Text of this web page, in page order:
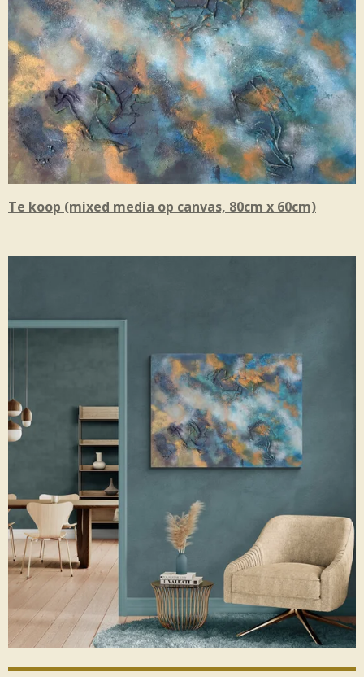
Te koop (mixed media op canvas, 80cm x 60cm)